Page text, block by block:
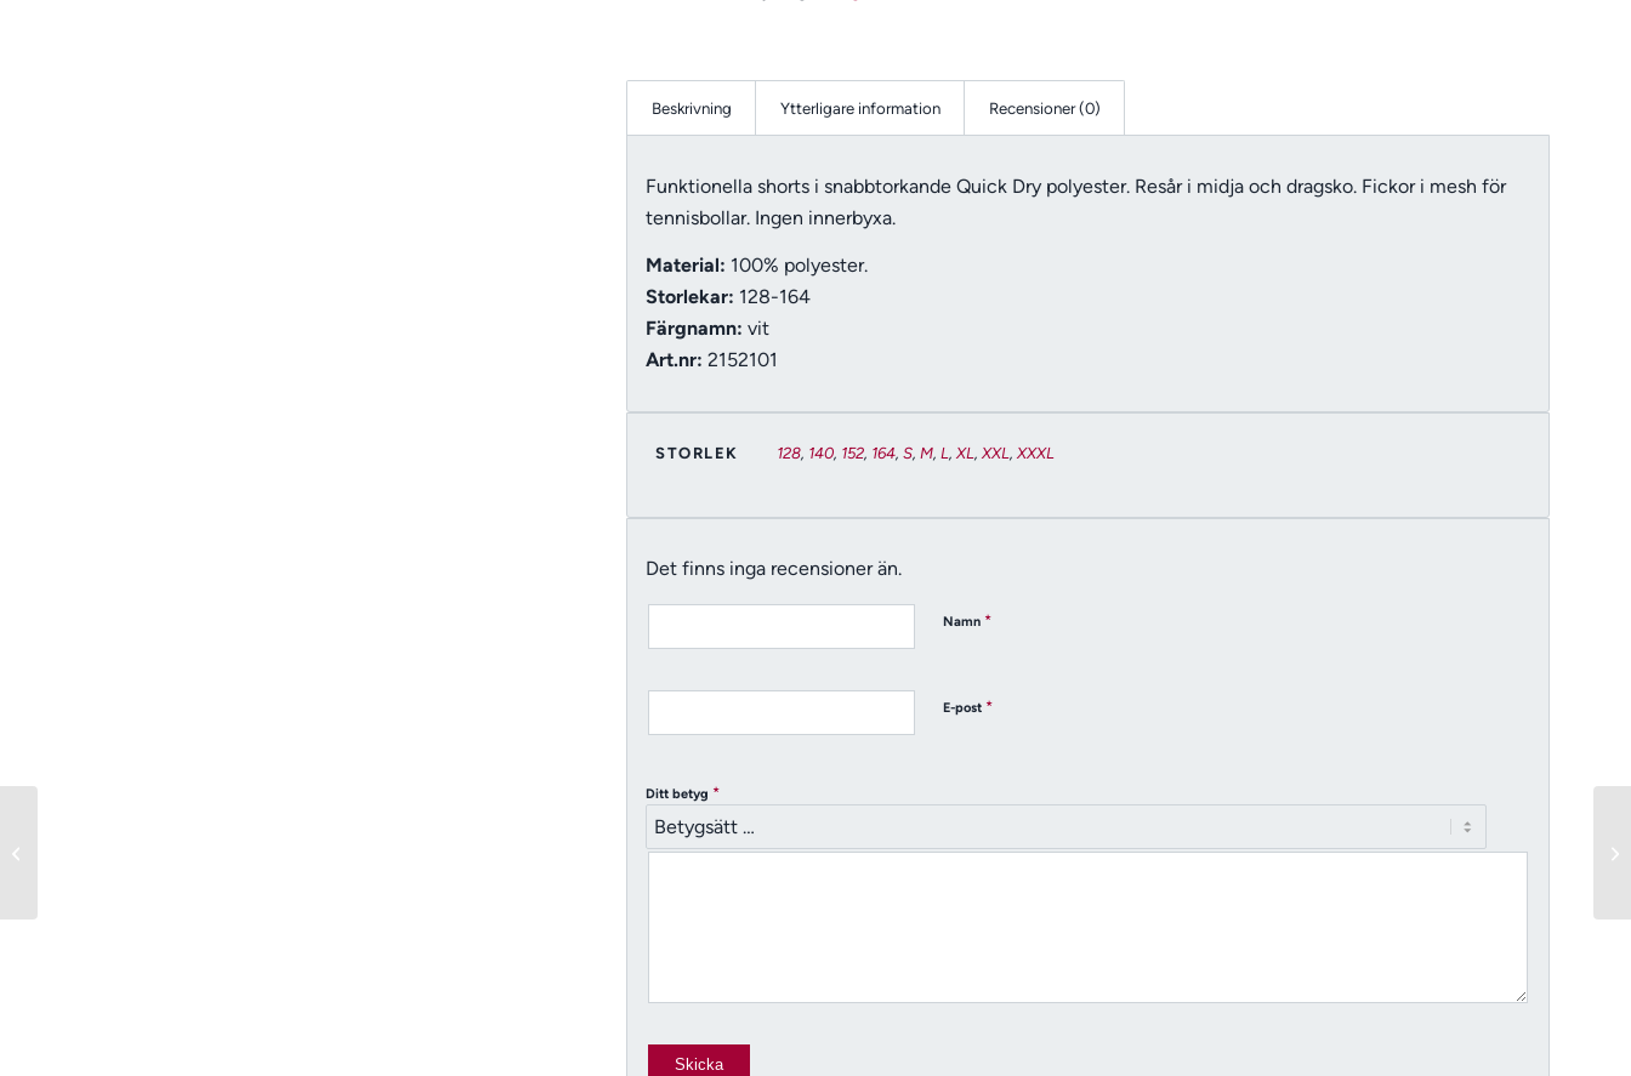
Beskrivning Ytterligare information Recensioner (0)
Funktionella shorts i snabbtorkande Quick Dry polyester. Resår i midja och dragsko. Fickor i mesh för
tennisbollar. Ingen innerbyxa.
Material: 100% polyester.
Storlekar: 128-164
Färgnamn: vit
Art.nr: 2152101
STORLEK 128, 140, 152, 164,S, M, L ,XL ,XXL ,XXXL
Det finns inga recensioner än.
Namn *
E-post *
Ditt betyg *